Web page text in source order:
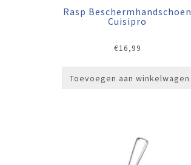
Rasp Beschermhandschoen
Cuisipro
€16,99
Toevoegen aan winkelwagen